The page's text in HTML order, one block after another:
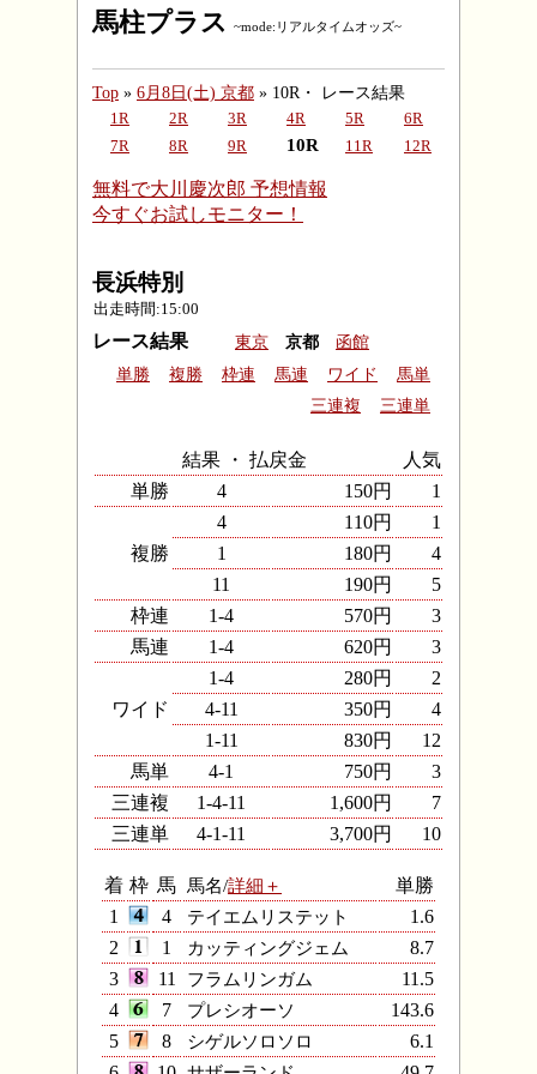
馬柱プラス ~mode:リアルタイムオッズ~
Top » 6月8日(土) 京都 » 10R・ レース結果
1R 2R 3R 4R 5R
6R
7R
8R 9R 10R 11R 12R
無料で大川慶次郎 予想情報
今すぐお試しモニター！
長浜特別
出走時間:15:00
レース結果 東京 京都
函館
単勝
複勝 枠連 馬連 ワイド
馬単
三連複
三連単
結果 ・ 払戻金
人気
単勝
4 150円 1
複勝
4 110円
1
1
180円
4
11
190円
5
枠連
1-4 570円
3
馬連
1-4 620円 3
ワイド
1-4 280円
2
4-11
350円
4
1-11
830円
12
馬単
4-1 750円
3
三連複
1-4-11 1,600円
7
三連単
4-1-11 3,700円 10
着 枠 馬 馬名/詳細＋
単勝
1
4 テイエムリステット
1.6
2
1 カッティングジェム
8.7
3
11 フラムリンガム
11.5
4
7 プレシオーソ
143.6
5
8 シゲルソロソロ
6.1